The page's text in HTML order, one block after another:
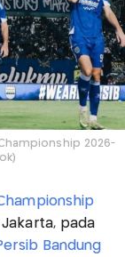
2026-
pada
Bandung